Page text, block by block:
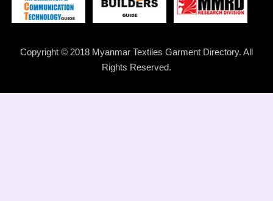
Copyright © 2018 Myanmar Textiles Garment Directory. All
Rights Reserved.